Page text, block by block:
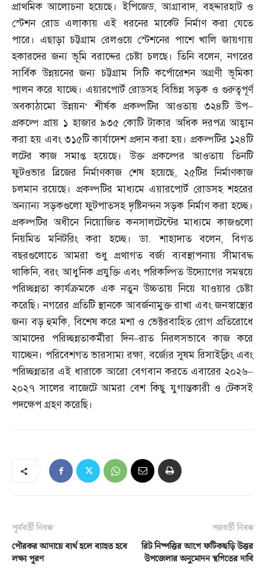
প্রাথমিক আলোচনা হয়েছে। ইপিজেড,আগ্রাবাদ,বহদ্দারহাট ও
স্টেশন রোড এলাকায় এই ধরনের মার্কেট নির্মাণ করা যেতে
পারে। এছাড়া চট্টগ্রাম রেলওয়ে স্টেশনের পাশে খালি জায়গায়
হকারদের জন্য ভূমি বরাদ্দের চেষ্টা চলছে। তিনি বলেন,নগরের
সার্বিক উন্নয়নের জন্য চট্টগ্রাম সিটি কর্পোরেশন অগ্রণী ভূমিকা
পালন করে যাচ্ছে। এয়ারপোর্ট রোডসহ বিভিন্ন সড়ক ও গুরুত্বপূর্ণ
অবকাঠামো উন্নয়ন‘শীর্ষক প্রকল্পটির আওতায় ৩২৪টি উপ–
প্রকল্পে প্রায় ১ হাজার ৯৩৫ কোটি টাকার অধিক দরপত্র আহ্বান
করা হয় এবং ৩১৫টি কার্যাদেশ প্রদান করা হয়। প্রকল্পটির ১২৪টি
লটের কাজ সমাপ্ত হয়েছে। উক্ত প্রকল্পের আওতায় তিনটি
ফুটওভার ব্রিজের নির্মাণকাজ শেষ হয়েছে, ২৫টির নির্মাণকাজ
চলমান রয়েছে। প্রকল্পটির মাধ্যমে এয়ারপোর্ট রোডসহ শহরের
অন্যান্য সড়কগুলো ফুটপাতসহ দৃষ্টিনন্দন সড়ক নির্মাণ করা হচ্ছে।
প্রকল্পটির অধীনে নিয়োজিত কনসালটেন্টের মাধ্যমে কাজগুলো
নিয়মিত মনিটরিং করা হচ্ছে। ডা.শাহাদাত বলেন,বিগত
বছরগুলোতে আমরা শুধু প্রথাগত বর্জ্য ব্যবস্থাপনায় সীমাবদ্ধ
থাকিনি,বরং আধুনিক প্রযুক্তি এবং পরিকল্পিত উদ্যোগের সমন্বয়ে
পরিচ্ছন্নতা কার্যক্রমকে এক নতুন উচ্চতায় নিয়ে যাওয়ার চেষ্টা
করেছি। নগরের প্রতিটি স্থানকে আবর্জনামুক্ত রাখা এবং জনস্বাস্থ্যের
জন্য বড় হুমকি,বিশেষ করে মশা ও ভেক্টরবাহিত রোগ প্রতিরোধে
আমাদের পরিচ্ছন্নতাকর্মীরা দিন–রাত নিরলসভাবে কাজ করে
যাচ্ছেন। পরিবেশগত ভারসাম্য রক্ষা,বর্জ্যের সুষম রিসাইক্লিং এবং
পরিচ্ছন্নতার এই ধারাকে আরো বেগবান করতে এবারের ২০২৬–
২০২৭ সালের বাজেটে আমরা বেশ কিছু যুগান্তকারী ও টেকসই
পদক্ষেপ গ্রহণ করেছি।
পূর্ববর্তী নিবন্ধ
পৌরকর আদায়ে ব্যর্থ হলে ব্যাহত হবে
লক্ষ্য পূরণ
পরবর্তী নিবন্ধ
রিট নিষ্পত্তির আগে ফটিকছড়ি উত্তর
উপজেলার অনুমোদন স্থগিতের দাবি